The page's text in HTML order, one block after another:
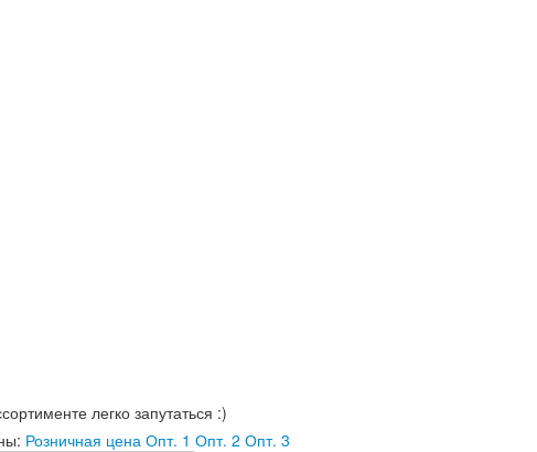
легко запутаться :)
Розничная цена Опт. 1 Опт. 2 Опт. 3